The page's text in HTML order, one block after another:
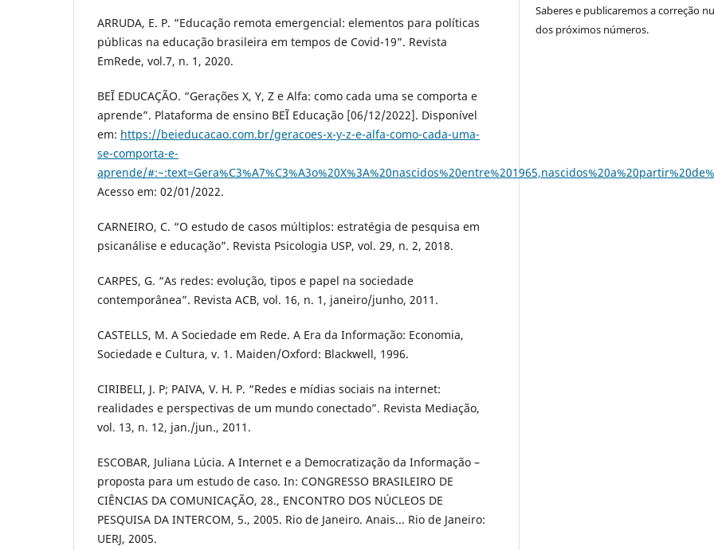
ARRUDA, E. P. “Educação remota emergencial: elementos para políticas
públicas na educação brasileira em tempos de Covid-19”. Revista
EmRede, vol.7, n. 1, 2020.
BEĨ EDUCAÇÃO. “Gerações X, Y, Z e Alfa: como cada uma se comporta e
aprende”. Plataforma de ensino BEĨ Educação [06/12/2022]. Disponível
em: https://beieducacao.com.br/geracoes-x-y-z-e-alfa-como-cada-uma-
se-comporta-e-
aprende/
Acesso em: 02/01/2022.
CARNEIRO, C. “O estudo de casos múltiplos: estratégia de pesquisa em
psicanálise e educação”. Revista Psicologia USP, vol. 29, n. 2, 2018.
CARPES, G. “As redes: evolução, tipos e papel na sociedade
contemporânea”. Revista ACB, vol. 16, n. 1, janeiro/junho, 2011.
CASTELLS, M. A Sociedade em Rede. A Era da Informação: Economia,
Sociedade e Cultura, v. 1. Maiden/Oxford: Blackwell, 1996.
CIRIBELI, J. P; PAIVA, V. H. P. “Redes e mídias sociais na internet:
realidades e perspectivas de um mundo conectado”. Revista Mediação,
vol. 13, n. 12, jan./jun., 2011.
ESCOBAR, Juliana Lúcia. A Internet e a Democratização da Informação –
proposta para um estudo de caso. In: CONGRESSO BRASILEIRO DE
CIÊNCIAS DA COMUNICAÇÃO, 28., ENCONTRO DOS NÚCLEOS DE
PESQUISA DA INTERCOM, 5., 2005. Rio de Janeiro. Anais... Rio de Janeiro:
UERJ, 2005.
Saberes e publicaremos a correção
dos próximos números.